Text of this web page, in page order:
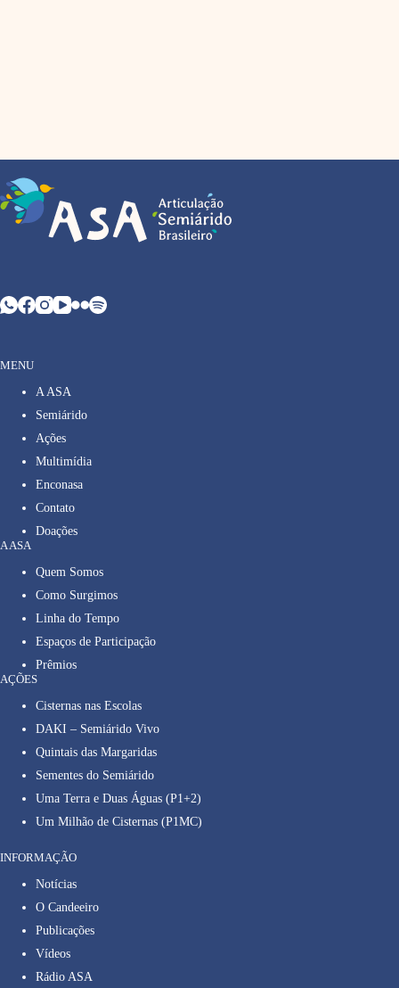
MENU
A ASA
Semiárido
Ações
Multimídia
Enconasa
Contato
Doações
A ASA
Quem Somos
Como Surgimos
Linha do Tempo
Espaços de Participação
Prêmios
AÇÕES
Cisternas nas Escolas
DAKI – Semiárido Vivo
Quintais das Margaridas
Sementes do Semiárido
Uma Terra e Duas Águas (P1+2)
Um Milhão de Cisternas (P1MC)
INFORMAÇÃO
Notícias
O Candeeiro
Publicações
Vídeos
Rádio ASA